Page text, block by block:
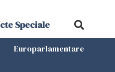
Speciale
Europarlamentare